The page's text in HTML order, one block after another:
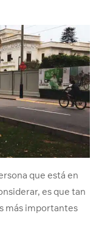
que está en
es que tan
más importantes